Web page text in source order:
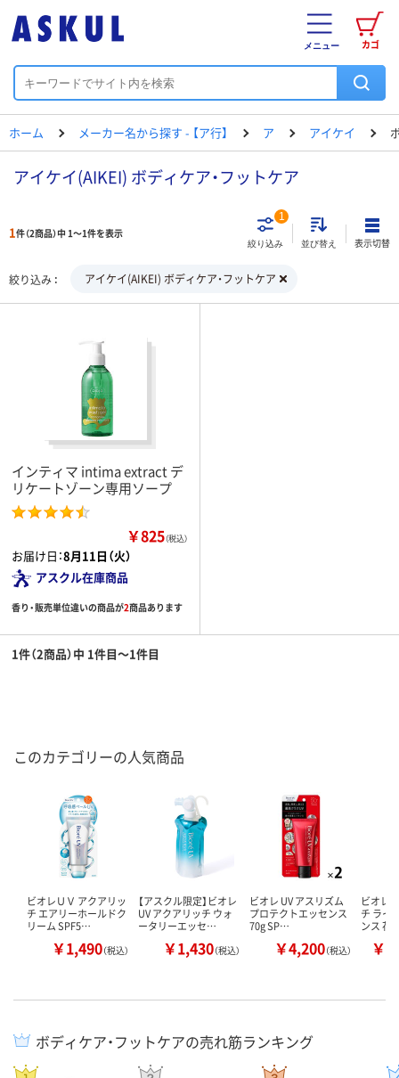
カゴ
メニュー
ホーム メーカー名から探す - 【ア行】 ア アイケイ
アイケイ(AIKEI) ボディケア・フットケア
1件（2商品）中 1～1件を表示
絞り込み
1
並び替え 表示切替
絞り込み アイケイ(AIKEI) ボディケア・フットケア
インティマ intima extract デ
リケートゾーン専用ソープ
￥825（税込）
お届け日：8月11日（火）
アスクル在庫商品
香り・販売単位違いの商品が2商品あります
1件（2商品）中 1件目～1件目
このカテゴリーの人気商品
ビオレＵＶ アクアリッ
チ エアリーホールドク
リーム SPF5…
￥1,490（税込）
【アスクル限定】ビオレ
UV アクアリッチ ウォ
ータリーエッセ…
￥1,430（税込）
ビオレ UV アスリズム
プロテクトエッセンス
70g SP…
￥4,200（税込）
ビオレ
チ ライ
ンス 花
￥
ボディケア・フットケアの売れ筋ランキング